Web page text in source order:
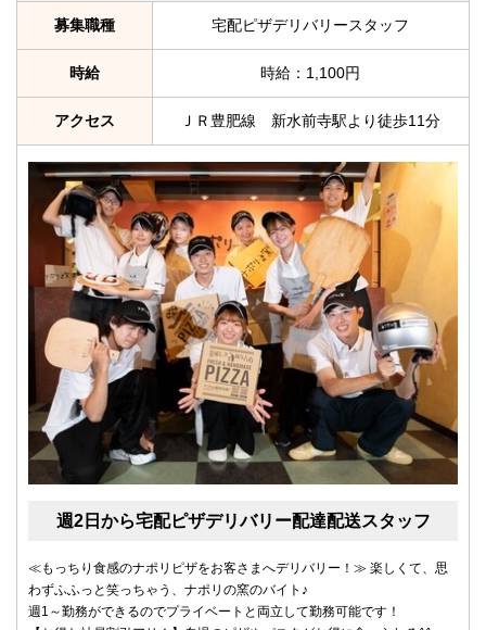
募集職種 宅配ピザデリバリースタッフ
時給 時給：1,100円
アクセス ＪＲ豊肥線 新水前寺駅より徒歩11分
週2日から宅配ピザデリバリー配達配送スタッフ
≪もっちり食感のナポリピザをお客さまへデリバリー！≫ 楽しくて、思
わずふふっと笑っちゃう、ナポリの窯のバイト♪
週1～勤務ができるのでプライベートと両立して勤務可能です！